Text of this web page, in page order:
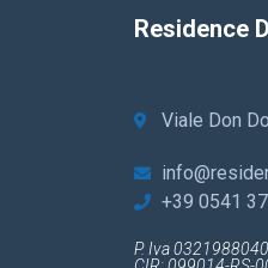
Residence
Viale Don
+39 0541
P. Iva